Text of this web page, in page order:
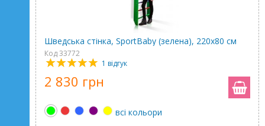
Шведська стінка, SportBaby (зелена), 220х80 см
Код 33772
1 відгук
2 830 грн
всі кольори